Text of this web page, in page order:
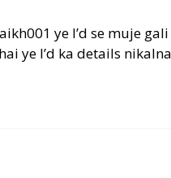
ye I’d se muje gali
ye I’d ka details